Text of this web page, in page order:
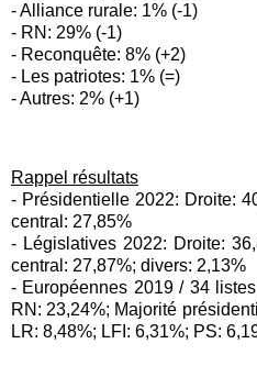
- Alliance rurale: 1% (-1)
- RN: 29% (-1)
- Reconquête: 8% (+2)
- Les patriotes: 1% (=)
- Autres: 2% (+1)
Rappel résultats
- Présidentielle 2022: Droite:
central: 27,85%
- Législatives 2022: Droite:
central: 27,87%; divers: 2,13%
- Européennes 2019 / 34
RN: 23,24%; Majorité
LR: 8,48%; LFI: 6,31%; PS: